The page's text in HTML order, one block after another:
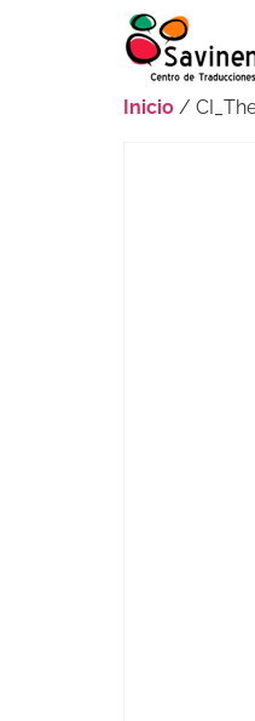
Inicio /